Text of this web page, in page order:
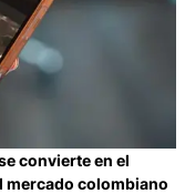
convierte en el
mercado colombiano